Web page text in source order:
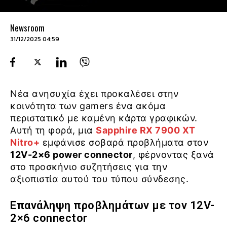
Newsroom
31/12/2025 04:59
Νέα ανησυχία έχει προκαλέσει στην
κοινότητα των gamers ένα ακόμα
περιστατικό με καμένη κάρτα γραφικών.
Αυτή τη φορά, μια Sapphire RX 7900 XT
Nitro+ εμφάνισε σοβαρά προβλήματα στον
12V-2×6 power connector, φέρνοντας ξανά
στο προσκήνιο συζητήσεις για την
αξιοπιστία αυτού του τύπου σύνδεσης.
Επανάληψη προβλημάτων με τον 12V-
2×6 connector